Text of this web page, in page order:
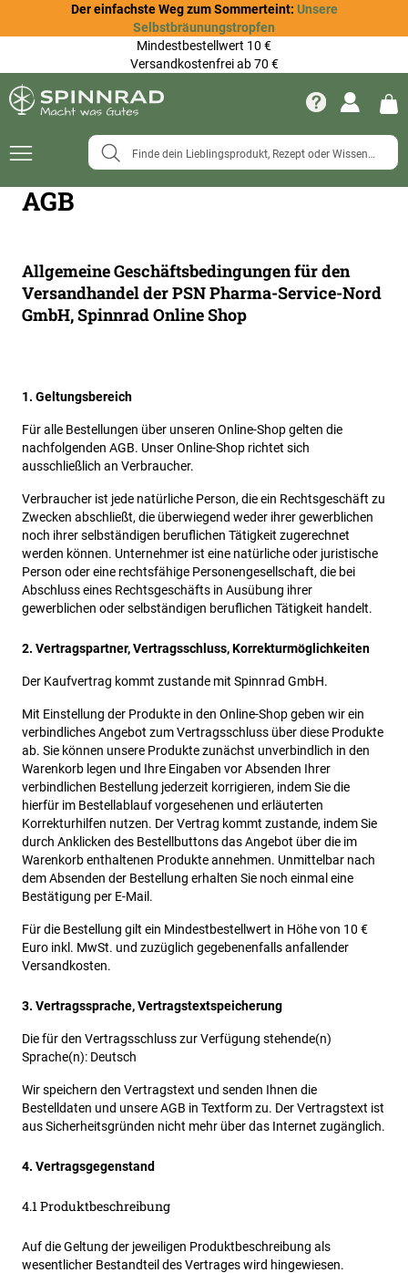
Der einfachste Weg zum Sommerteint: Unsere
Selbstbräunungstropfen
Mindestbestellwert 10 €
Versandkostenfrei ab 70 €
Navigation
AGB
Allgemeine Geschäftsbedingungen für den
Versandhandel der PSN Pharma-Service-Nord
GmbH, Spinnrad Online Shop
1. Geltungsbereich
Für alle Bestellungen über unseren Online-Shop gelten die
nachfolgenden AGB. Unser Online-Shop richtet sich
ausschließlich an Verbraucher.
Verbraucher ist jede natürliche Person, die ein Rechtsgeschäft zu
Zwecken abschließt, die überwiegend weder ihrer gewerblichen
noch ihrer selbständigen beruflichen Tätigkeit zugerechnet
werden können. Unternehmer ist eine natürliche oder juristische
Person oder eine rechtsfähige Personengesellschaft, die bei
Abschluss eines Rechtsgeschäfts in Ausübung ihrer
gewerblichen oder selbständigen beruflichen Tätigkeit handelt.
2. Vertragspartner, Vertragsschluss, Korrekturmöglichkeiten
Der Kaufvertrag kommt zustande mit Spinnrad GmbH.
Mit Einstellung der Produkte in den Online-Shop geben wir ein
verbindliches Angebot zum Vertragsschluss über diese Produkte
ab. Sie können unsere Produkte zunächst unverbindlich in den
Warenkorb legen und Ihre Eingaben vor Absenden Ihrer
verbindlichen Bestellung jederzeit korrigieren, indem Sie die
hierfür im Bestellablauf vorgesehenen und erläuterten
Korrekturhilfen nutzen. Der Vertrag kommt zustande, indem Sie
durch Anklicken des Bestellbuttons das Angebot über die im
Warenkorb enthaltenen Produkte annehmen. Unmittelbar nach
dem Absenden der Bestellung erhalten Sie noch einmal eine
Bestätigung per E-Mail.
Für die Bestellung gilt ein Mindestbestellwert in Höhe von 10 €
Euro inkl. MwSt. und zuzüglich gegebenenfalls anfallender
Versandkosten.
3. Vertragssprache, Vertragstextspeicherung
Die für den Vertragsschluss zur Verfügung stehende(n)
Sprache(n): Deutsch
Wir speichern den Vertragstext und senden Ihnen die
Bestelldaten und unsere AGB in Textform zu. Der Vertragstext ist
aus Sicherheitsgründen nicht mehr über das Internet zugänglich.
4. Vertragsgegenstand
4.1 Produktbeschreibung
Auf die Geltung der jeweiligen Produktbeschreibung als
wesentlicher Bestandteil des Vertrages wird hingewiesen.